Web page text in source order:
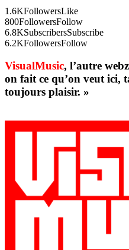
1.6KFollowersLike
800FollowersFollow
6.8KSubscribersSubscribe
6.2KFollowersFollow
VisualMusic, l’autre
on fait ce qu’on veut ici,
toujours plaisir. »